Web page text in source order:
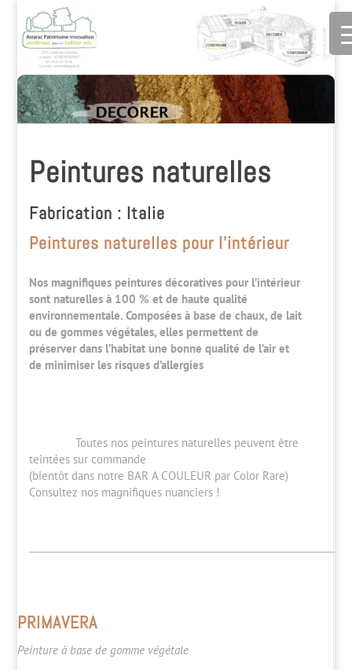
Peintures naturelles
Fabrication : Italie
Peintures naturelles pour l’intérieur
Nos magnifiques peintures décoratives pour l’intérieur
sont naturelles à 100 % et de haute qualité
environnementale. Composées à base de chaux, de lait
ou de gommes végétales, elles permettent de
préserver dans l’habitat une bonne qualité de l’air et
de minimiser les risques d’allergies
Toutes nos peintures naturelles peuvent être
teintées sur commande
(bientôt dans notre BAR A COULEUR par Color Rare)
Consultez nos magnifiques nuanciers !
PRIMAVERA
Peinture à base de gomme végétale